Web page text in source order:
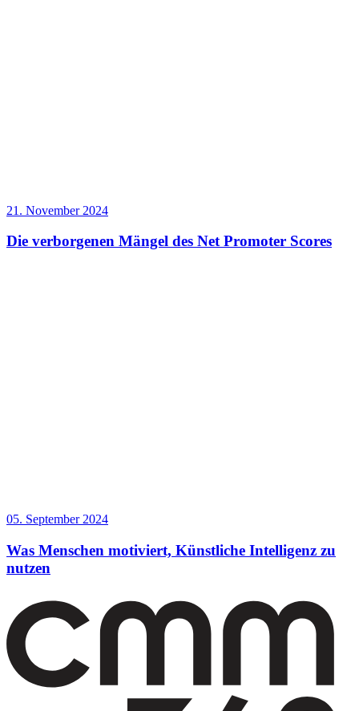
21. November 2024
Die verborgenen Mängel des Net Promoter Scores
05. September 2024
Was Menschen motiviert, Künstliche Intelligenz zu
nutzen